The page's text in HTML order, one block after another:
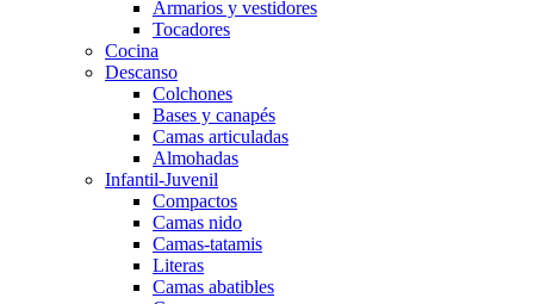
Armarios y vestidores
Tocadores
Cocina
Descanso
Colchones
Bases y canapés
Camas articuladas
Almohadas
Infantil-Juvenil
Compactos
Camas nido
Camas-tatamis
Literas
Camas abatibles